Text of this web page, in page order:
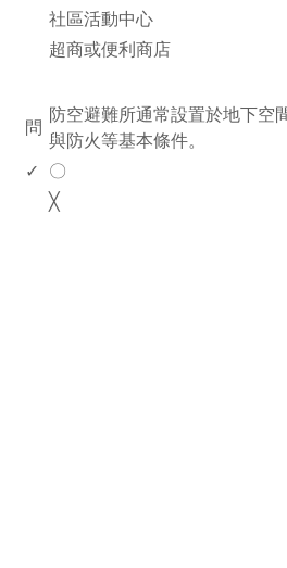
社區活動中心
超商或便利商店
問
防空避難所通常設置於地下空
與防火等基本條件。
✓
〇
╳